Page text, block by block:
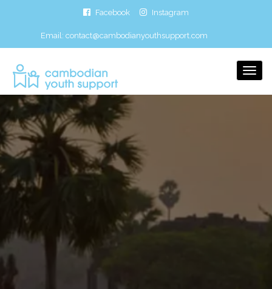
Facebook Instagram
Email: contact@cambodianyouthsupport.com